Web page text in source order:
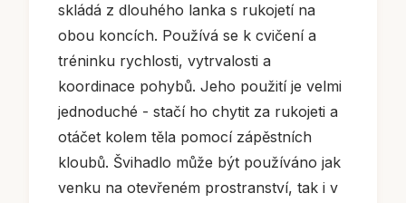
skládá z dlouhého lanka s rukojetí na
obou koncích. Používá se k cvičení a
tréninku rychlosti, vytrvalosti a
koordinace pohybů. Jeho použití je velmi
jednoduché - stačí ho chytit za rukojeti a
otáčet kolem těla pomocí zápěstních
kloubů. Švihadlo může být používáno jak
venku na otevřeném prostranství, tak i v